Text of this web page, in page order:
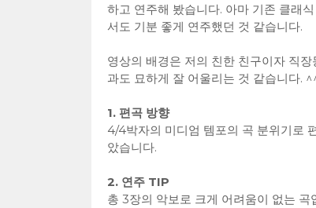
하고 연주해 봤습니다. 아마 기존 클래
서도 기분 좋게 연주했던 것 같습니다.
영상의 배경은 저의 친한 친구이자 직
과도 묘하게 잘 어울리는 것 같습니다.
1. 편곡 방향
4/4박자의 미디엄 템포의 곡 분위기로
았습니다.
2. 연주 TIP
총 3장의 악보로 크게 어려움이 없는